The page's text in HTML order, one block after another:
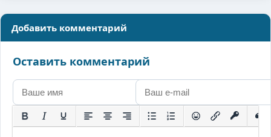
Добавить комментарий
Оставить комментарий